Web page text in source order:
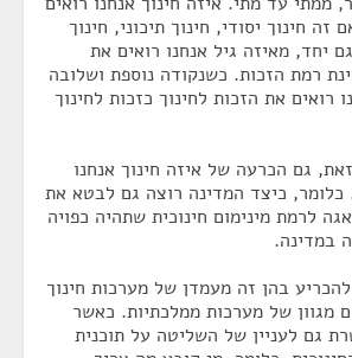
חינוך יסודי, חינוך תיכוני, חינוך
יחד, מאיזה גיל אנחנו רואים את
רמת הזכות. כשנקודה נוספת ושלובה
רואים את הזכות לחינוך כזכות לחינוך
גם הכרעה של איזה חינוך אנחנו
כלומר, כיצד המדינה רוצה גם לבטא את
לרמת מינימום חינוכית שתהיה כפויה
במדינה.
בהן זה מעמדן של מערכות חינוך
מגוון של מערכות ממלכתיות. כאשר
גם לעניין של השליטה על תוכנית